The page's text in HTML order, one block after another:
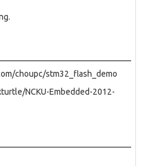
choupc/stm32_flash_demo
NCKU-Embedded-2012-